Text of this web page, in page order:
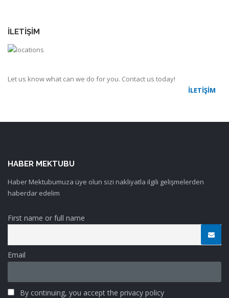
İLETIŞIM
Let us know what can we do for you. Contact us today!
İLETIŞIM
HABER MEKTUBU
Haber Mektubumuza üye olun sizi nakliyatla ilgili gelişmelerden
haberdar edelim
First name or full name
Email
By continuing, you accept the privacy policy